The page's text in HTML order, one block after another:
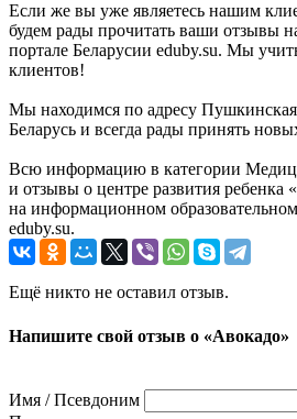
Если же вы уже являетесь нашим
будем рады прочитать ваши отзывы
портале Беларусии eduby.su. Мы
клиентов!
Мы находимся по адресу Пушкинская
Беларусь и всегда рады принять
Всю информацию в категории
и отзывы о центре развития ребенка
на информационном
eduby.su.
Ещё никто не оставил отзыв.
Напишите свой отзыв о «Авокадо»
Имя / Псевдоним